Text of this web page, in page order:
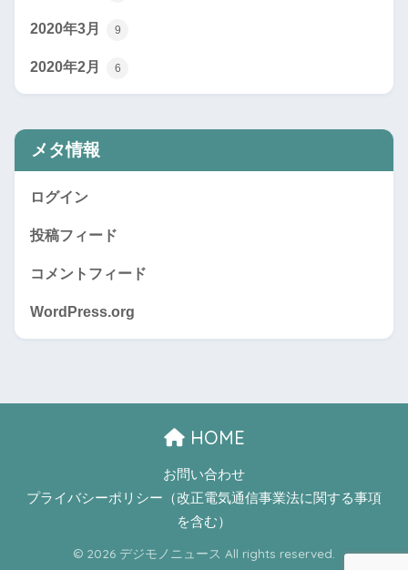
2020年3月 9
2020年2月 6
メタ情報
ログイン
投稿フィード
コメントフィード
WordPress.org
HOME
お問い合わせ
プライバシーポリシー（改正電気通信事業法に関する事項
を含む）
© 2026 デジモノニュース All rights reserved.